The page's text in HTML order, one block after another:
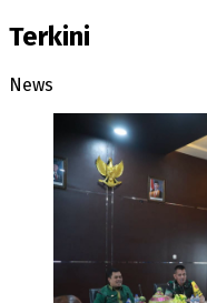
Terkini
News